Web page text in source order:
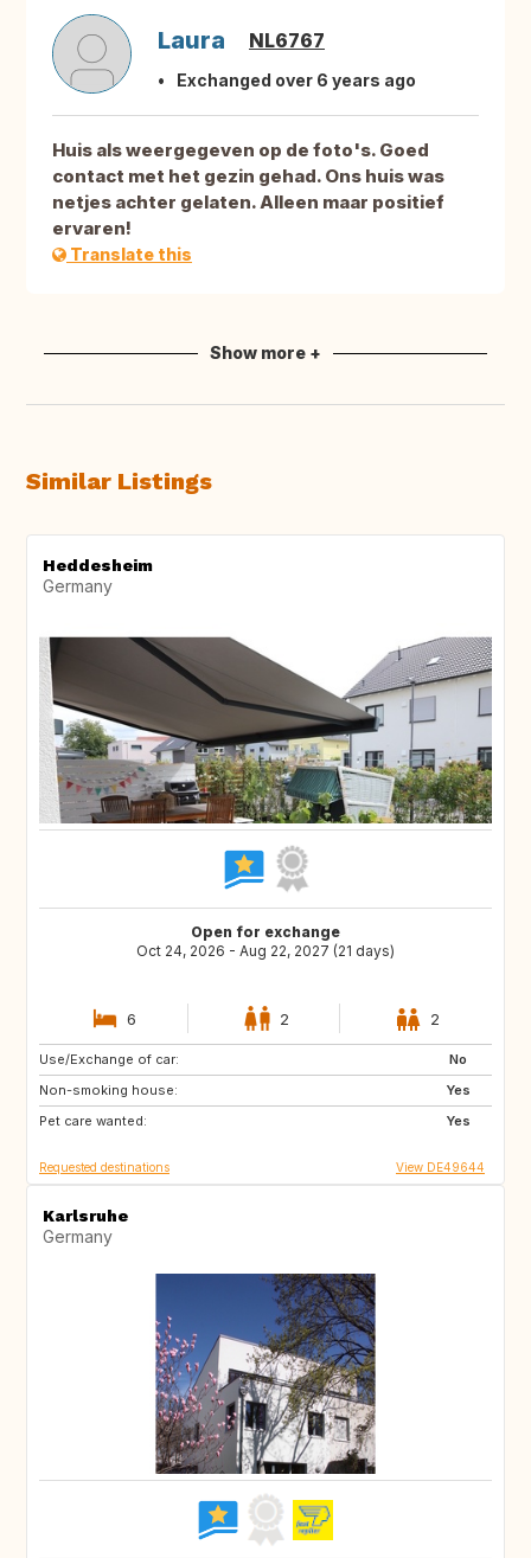
Laura NL6767
Exchanged over 6 years ago
Huis als weergegeven op de foto's. Goed
contact met het gezin gehad. Ons huis was
netjes achter gelaten. Alleen maar positief
ervaren!
Translate this
Show more +
Similar Listings
Heddesheim
Germany
Open for exchange
Oct 24, 2026 - Aug 22, 2027 (21 days)
6 2 2
Use/Exchange of car:
No
Non-smoking house:
Yes
Pet care wanted:
Yes
NL
DK
DE
Requested destinations View DE49644
Karlsruhe
Germany